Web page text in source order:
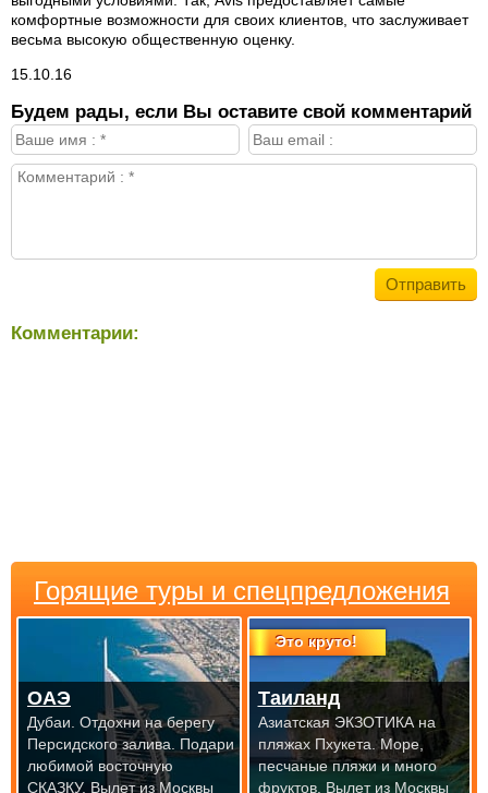
комфортные возможности для своих клиентов, что заслуживает
весьма высокую общественную оценку.
15.10.16
Будем рады, если Вы оставите свой комментарий
Комментарии:
Горящие туры и спецпредложения
ОАЭ
Дубаи. Отдохни на берегу
Персидского залива. Подари
любимой восточную
СКАЗКУ. Вылет из Москвы
Это круто!
Таиланд
Азиатская ЭКЗОТИКА на
пляжах Пхукета. Море,
песчаные пляжи и много
фруктов. Вылет из Москвы